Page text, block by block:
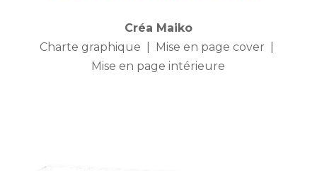
Créa Maiko
Charte graphique | Mise en page cover |
Mise en page intérieure